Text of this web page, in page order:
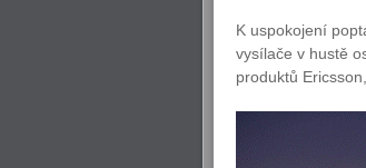
K uspokojení
vysílače v hustě
produktů